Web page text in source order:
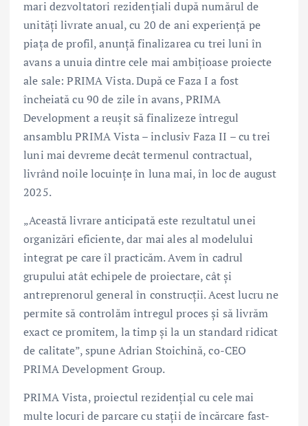
mari dezvoltatori rezidențiali după numărul de
unități livrate anual, cu 20 de ani experiență pe
piața de profil, anunță finalizarea cu trei luni în
avans a unuia dintre cele mai ambițioase proiecte
ale sale: PRIMA Vista. După ce Faza I a fost
încheiată cu 90 de zile în avans, PRIMA
Development a reușit să finalizeze întregul
ansamblu PRIMA Vista – inclusiv Faza II – cu trei
luni mai devreme decât termenul contractual,
livrând noile locuințe în luna mai, în loc de august
2025.
„Această livrare anticipată este rezultatul unei
organizări eficiente, dar mai ales al modelului
integrat pe care îl practicăm. Avem în cadrul
grupului atât echipele de proiectare, cât și
antreprenorul general în construcții. Acest lucru ne
permite să controlăm întregul proces și să livrăm
exact ce promitem, la timp și la un standard ridicat
de calitate”, spune Adrian Stoichină, co-CEO
PRIMA Development Group.
PRIMA Vista, proiectul rezidențial cu cele mai
multe locuri de parcare cu stații de încărcare fast-